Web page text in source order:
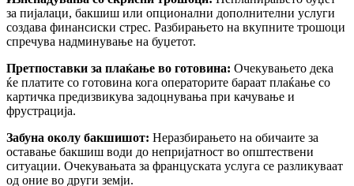
за пијалаци, бакшиш или опционални дополнителни услуги
создава финансиски стрес. Разбирањето на вкупните трошоци
спречува надминување на буџетот.
Претпоставки за плаќање во готовина: Очекувањето дека
ќе платите со готовина кога операторите бараат плаќање со
картичка предизвикува задоцнувања при качување и
фрустрација.
Забуна околу бакшишот: Неразбирањето на обичаите за
оставање бакшиш води до непријатност во општествени
ситуации. Очекувањата за француската услуга се разликуваат
од оние во други земји.